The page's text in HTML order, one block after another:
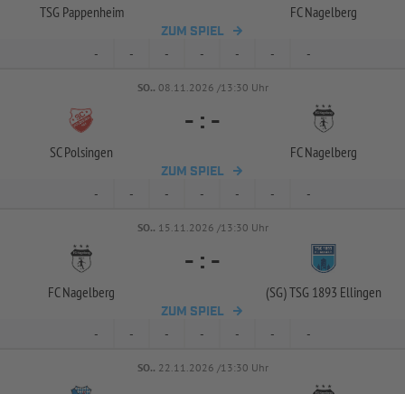
TSG Pappenheim FC Nagelberg
ZUM SPIEL
- - - - - - -
SO.. 08.11.2026 /13:30 Uhr
SC Polsingen
- : -
FC Nagelberg
ZUM SPIEL
- - - - - - -
SO.. 15.11.2026 /13:30 Uhr
FC Nagelberg
- : -
(SG) TSG 1893 Ellingen
ZUM SPIEL
- - - - - - -
SO.. 22.11.2026 /13:30 Uhr